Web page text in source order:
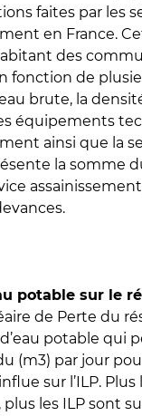
faites par les
en France.
des
fonction de
brute, la
équipements
ainsi que la
la somme
potable sur le
de Perte du
d’eau potable qui
(m3) par jour
sur l’ILP.
les ILP sont